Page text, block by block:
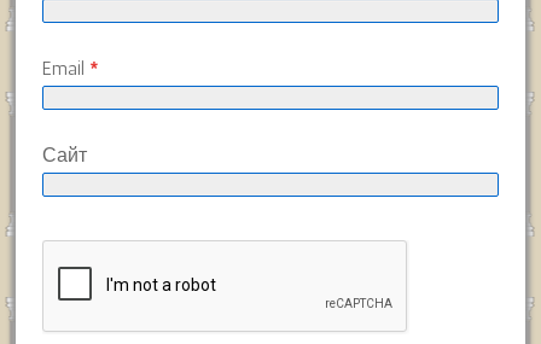
Email *
Сайт